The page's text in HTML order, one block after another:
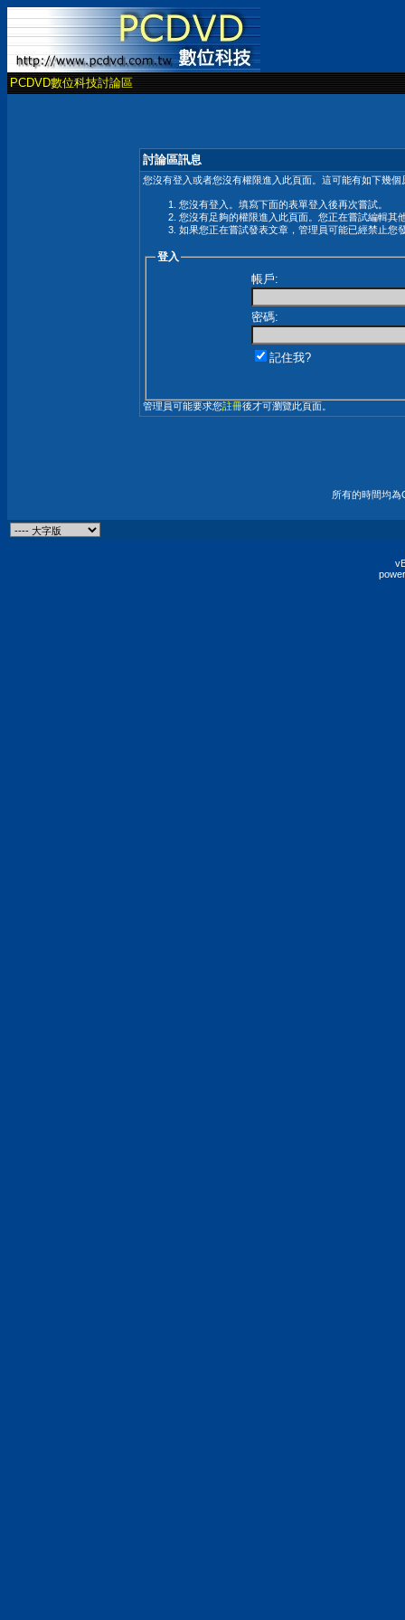
PCDVD數位科技討論區
討論區訊息
您沒有登入或者您沒有權限進入此頁面。這可能有如下幾個
您沒有登入。填寫下面的表單登入後再次嘗試。
您沒有足夠的權限進入此頁面。您正在嘗試編輯其
如果您正在嘗試發表文章，管理員可能已經禁止您
登入
帳戶:
密碼:
記住我?
管理員可能要求您註冊後才可瀏覽此頁面。
所有的時間均為